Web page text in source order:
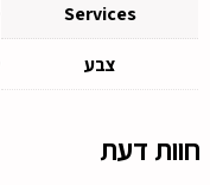
Services
צבע
חוות דעת